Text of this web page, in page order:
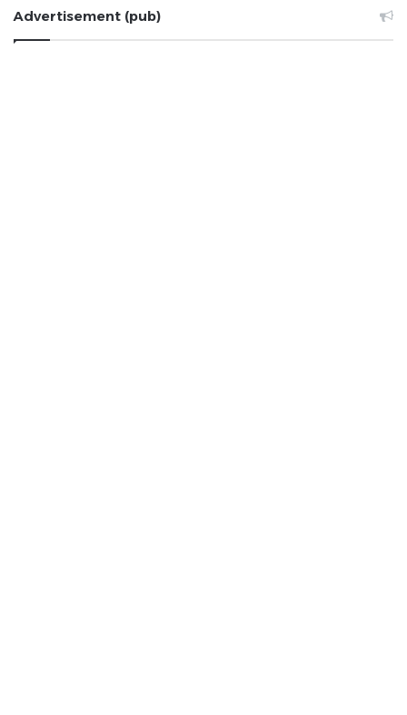
Advertisement (pub)